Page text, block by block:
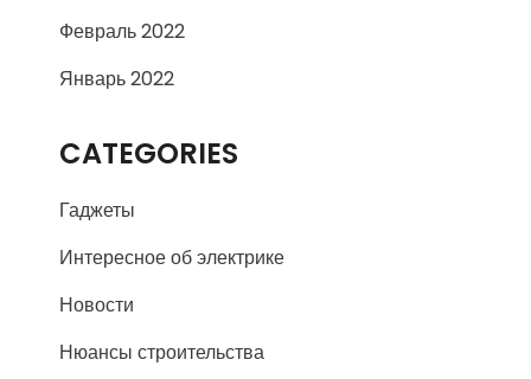
Февраль 2022
Январь 2022
CATEGORIES
Гаджеты
Интересное об электрике
Новости
Нюансы строительства